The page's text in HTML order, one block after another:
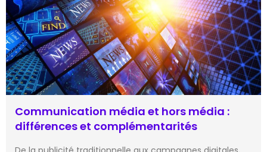
Communication média et hors média :
différences et complémentarités